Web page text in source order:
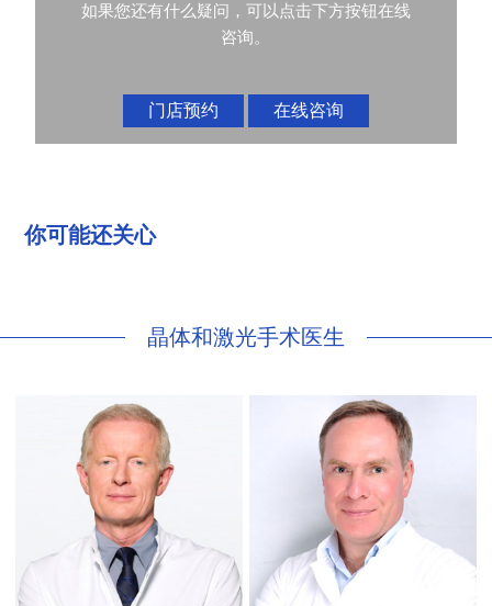
如果您还有什么疑问，可以点击下方按钮在线
咨询。
门店预约 在线咨询
你可能还关心
晶体和激光手术医生